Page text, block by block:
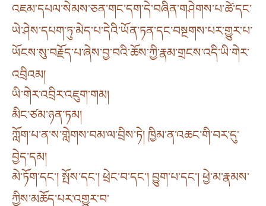
འཇམ་དཔལ་སེམས་ཅན་གང་དག་དེ་བཞིན་གཤེགས་པ་ཚེ་དང་
ཡེ་ཤེས་དཔག་ཏུ་མེད་པ་དེའི་ཡོན་ཏན་དང་བསྔགས་པར་གྱུར་པ་
ཡོངས་སུ་བརྗོད་པ་ཞེས་བྱ་བའི་ཆོས་ཀྱི་རྣམ་གྲངས་འདི་ཡི་གེར་
འབྲིའམ།
ཡི་གེར་འབྲིར་འཇུག་གམ།
མིང་ཙམ་ཉན་ཏམ།
ཀློག་པ་ན་ས་གླེགས་བམ་ལ་བྲིས་ཏེ། ཁྱིམ་ན་འཆང་གི་བར་དུ་
བྱེད་དམ།
མེ་ཏོག་དང༌། སྤོས་དང༌། ཕྲེང་བ་དང༌། བྱུག་པ་དང༌། ཕྱེ་མ་རྣམས་
ཀྱིས་མཆོད་པར་འགྱུར་བ་